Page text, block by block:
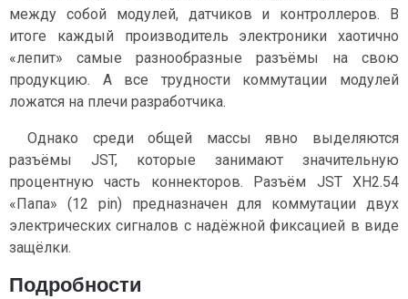
между собой модулей, датчиков и контроллеров. В
итоге каждый производитель электроники хаотично
«лепит» самые разнообразные разъёмы на свою
продукцию. А все трудности коммутации модулей
ложатся на плечи разработчика.
Однако среди общей массы явно выделяются
разъёмы JST, которые занимают значительную
процентную часть коннекторов. Разъём JST XH2.54
«Папа» (12 pin) предназначен для коммутации двух
электрических сигналов c надёжной фиксацией в виде
защёлки.
Подробности